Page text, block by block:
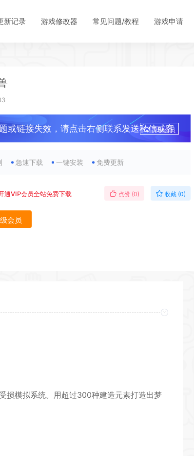
新记录 游戏修改器 常见问题/教程 游戏申请
或链接失效，请点击右侧联系发送私信或客
升级会员
急速下载 一键安装 免费更新
通VIP会员全站免费下载 点赞 (0) 收藏 (0)
会员
损模拟系统。用超过300种建造元素打造出梦